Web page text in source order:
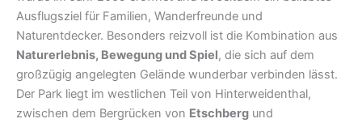
Ausflugsziel für Familien, Wanderfreunde und
Naturentdecker. Besonders reizvoll ist die Kombination aus
Naturerlebnis, Bewegung und Spiel, die sich auf dem
großzügig angelegten Gelände wunderbar verbinden lässt.
Der Park liegt im westlichen Teil von Hinterweidenthal,
zwischen dem Bergrücken von Etschberg und